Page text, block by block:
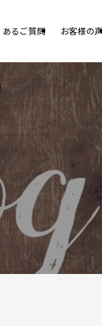
あるご質問 お客様の